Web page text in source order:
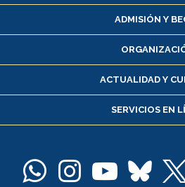
Matrícula en
Inscripción y cambio de
Consulta y certificado
Servicio médico y
Pago de arancel y
Docentes
ADMISIÓN Y
ACTUALIDAD Y
SERVICIOS EN